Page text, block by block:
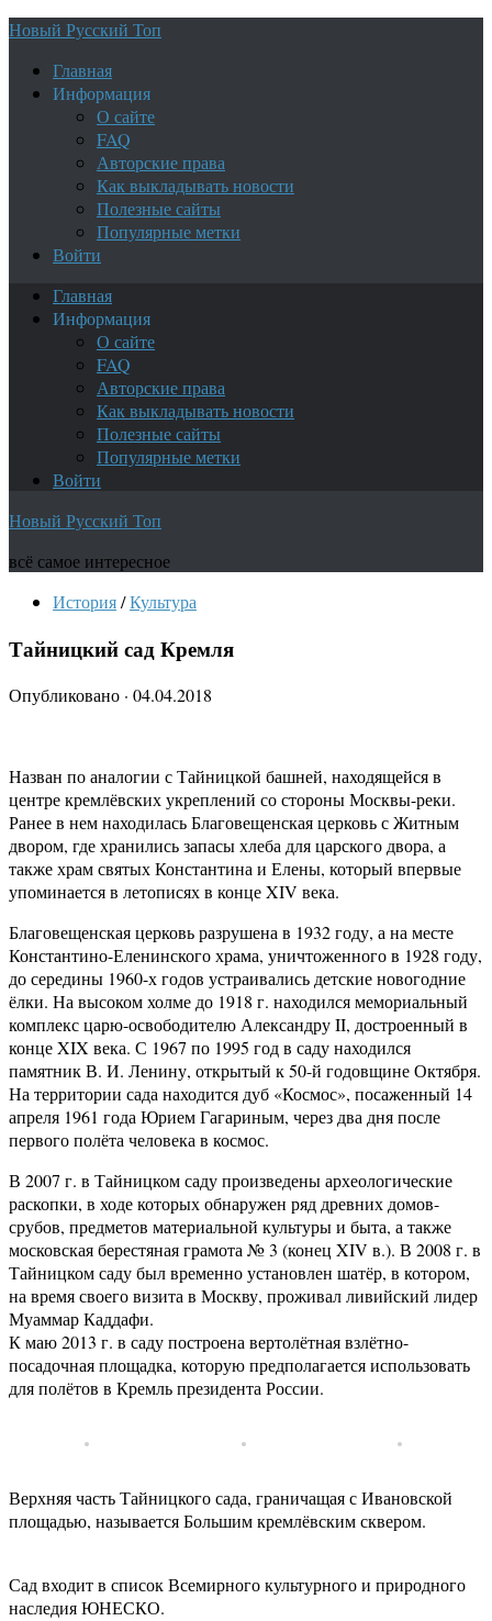
Новый Русский Топ
Главная
Информация
О сайте
FAQ
Авторские права
Как выкладывать новости
Полезные сайты
Популярные метки
Войти
Главная
Информация
О сайте
FAQ
Авторские права
Как выкладывать новости
Полезные сайты
Популярные метки
Войти
Новый Русский Топ
всё самое интересное
История/Культура
Тайницкий сад Кремля
Опубликовано · 04.04.2018
Назван по аналогии с Тайницкой башней, находящейся в
центре кремлёвских укреплений со стороны Москвы-реки.
Ранее в нем находилась Благовещенская церковь с Житным
двором, где хранились запасы хлеба для царского двора, а
также храм святых Константина и Елены, который впервые
упоминается в летописях в конце XIV века.
Благовещенская церковь разрушена в 1932 году, а на месте
Константино-Еленинского храма, уничтоженного в 1928 году,
до середины 1960-х годов устраивались детские новогодние
ёлки. На высоком холме до 1918 г. находился мемориальный
комплекс царю-освободителю Александру II, достроенный в
конце XIX века. С 1967 по 1995 год в саду находился
памятник В. И. Ленину, открытый к 50-й годовщине Октября.
На территории сада находится дуб «Космос», посаженный 14
апреля 1961 года Юрием Гагариным, через два дня после
первого полёта человека в космос.
В 2007 г. в Тайницком саду произведены археологические
раскопки, в ходе которых обнаружен ряд древних домов-
срубов, предметов материальной культуры и быта, а также
московская берестяная грамота № 3 (конец XIV в.). В 2008 г. в
Тайницком саду был временно установлен шатёр, в котором,
на время своего визита в Москву, проживал ливийский лидер
Муаммар Каддафи.
К маю 2013 г. в саду построена вертолётная взлётно-
посадочная площадка, которую предполагается использовать
для полётов в Кремль президента России.
Верхняя часть Тайницкого сада, граничащая с Ивановской
площадью, называется Большим кремлёвским сквером.
Сад входит в список Всемирного культурного и природного
наследия ЮНЕСКО.